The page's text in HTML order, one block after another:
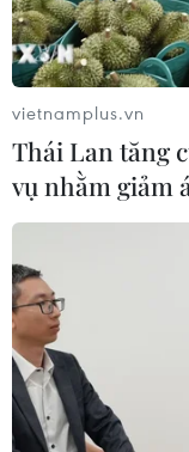
lần so với các bé
vietnamplus.vn
Thái Lan tăng
vụ nhằm giảm